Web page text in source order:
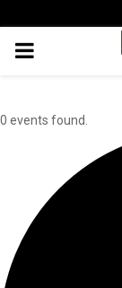
PRIMARY
0 events found.